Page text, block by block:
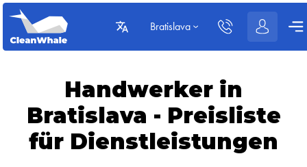
Bratislava
Handwerker in
Bratislava - Preisliste
für Dienstleistungen